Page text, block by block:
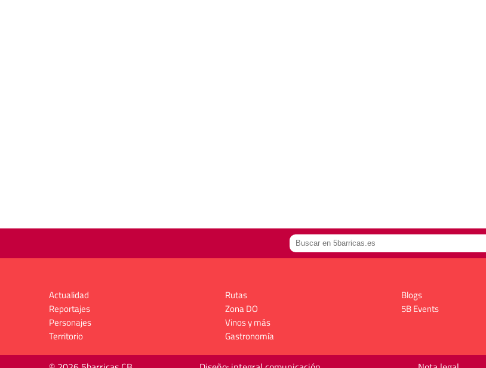
Actualidad
Reportajes
Personajes
Territorio
Rutas
Zona DO
Vinos y más
Gastronomía
Blogs
5B Events